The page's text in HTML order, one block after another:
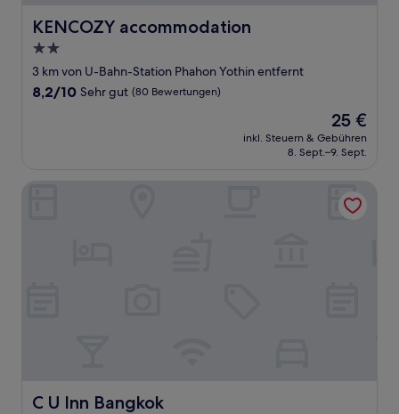
KENCOZY accommodation
KENCOZY accommodation
2.0-
Sterne-
Unterkunft
3 km von U-Bahn-Station Phahon Yothin entfernt
8.2
Bewertungen)
8,2/10 Sehr gut (80 Bewertungen)
Der
Preis
beträgt
25 €
inkl. Steuern & Gebühren
8. Sept.–9. Sept.
C U Inn Bangkok
C U Inn Bangkok